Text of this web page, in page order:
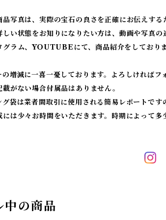
写真は、実際の宝石の良さを正確にお伝えする
しい状態をお知りになりたい方は、動画や写真
グラム、YOUTUBEにて、商品紹介をしており
の増減に一喜一憂しております。よろしければ
がない場合付属品はありません。
グ袋は業者間取引に使用される簡易レポートです
には少々お時間をいただきます。時期によって多
中の商品